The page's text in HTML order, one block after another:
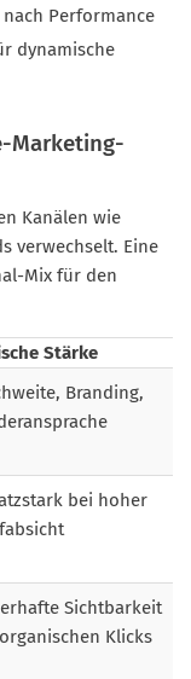
Performance
dynamische
Marketing-
Kanälen wie
verwechselt. Eine
Mix für den
Stärke
Branding,
bei hoher
Sichtbarkeit
Klicks